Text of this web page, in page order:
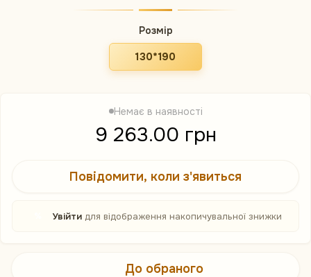
Розмір
130*190
Немає в наявності
9 263.00 грн
Повідомити, коли з'явиться
Увійтидля відображення накопичувальної знижки
До обраного